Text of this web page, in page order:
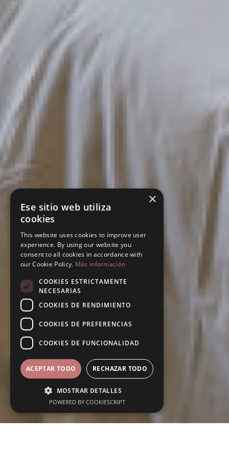
×
Ese sitio web utiliza
cookies
This website uses cookies to improve user
experience. By using our website you
consent to all cookies in accordance with
our Cookie Policy. Más información
COOKIES ESTRICTAMENTE
NECESARIAS
COOKIES DE RENDIMIENTO
COOKIES DE PREFERENCIAS
COOKIES DE FUNCIONALIDAD
ACEPTAR TODO RECHAZAR TODO
MOSTRAR DETALLES
POWERED BY COOKIESCRIPT